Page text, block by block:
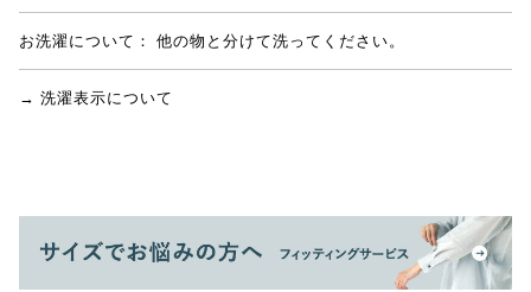
お洗濯について： 他の物と分けて洗ってください。
→ 洗濯表示について